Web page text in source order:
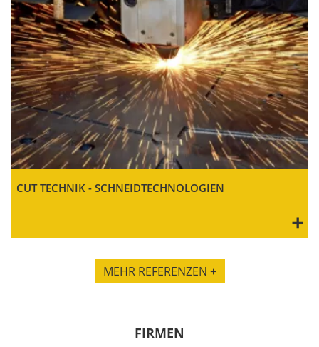
CUT TECHNIK - SCHNEIDTECHNOLOGIEN
+
MEHR REFERENZEN +
FIRMEN